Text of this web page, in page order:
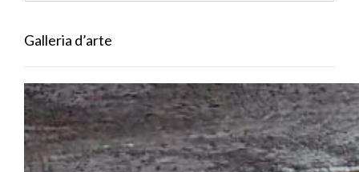
Galleria d’arte